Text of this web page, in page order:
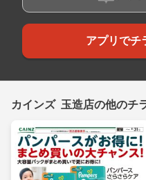
アプリでチ
カインズ 玉造店の他のチ